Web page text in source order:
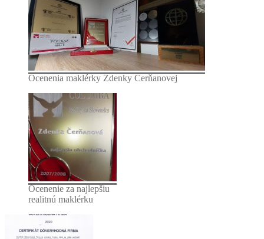
Ocenenia maklérky Zdenky Čerňanovej
Ocenenie za najlepšiu
realitnú maklérku